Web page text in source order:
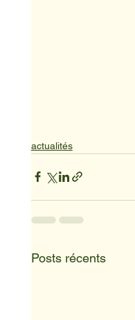
actualités
Posts récents